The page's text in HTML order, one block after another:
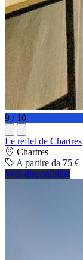
9 / 10
Le reflet de Chartres
Chartres
A partire da 75 €
Vedi disponibilità